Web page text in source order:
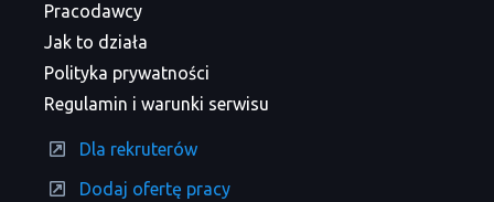
Pracodawcy
Jak to działa
Polityka prywatności
Regulamin i warunki serwisu
Dla rekruterów
Dodaj ofertę pracy